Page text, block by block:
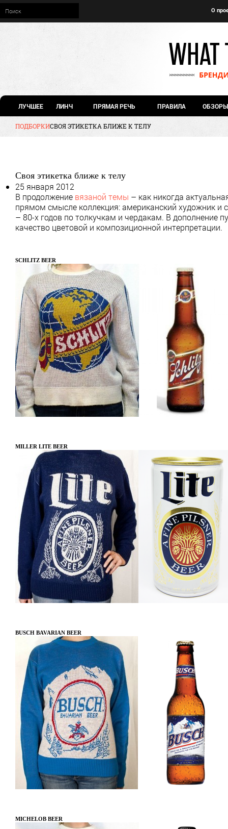
О
ЛУЧШЕЕ ЛИНЧ ПРЯМАЯ РЕЧЬ ПРАВИЛА ОБЗОРЫ
ПОДБОРКИСВОЯ ЭТИКЕТКА БЛИЖЕ К ТЕЛУ
Своя этикетка ближе к телу
25 января 2012
В продолжение вязаной темы – как никогда
прямом смысле коллекция: американский художник и
– 80-х годов по толкучкам и чердакам. В дополнение
качество цветовой и композиционной интерпретации.
SCHLITZ BEER
MILLER LITE BEER
BUSCH BAVARIAN BEER
MICHELOB BEER